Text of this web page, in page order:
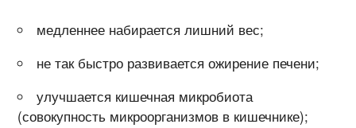
медленнее набирается лишний вес;
не так быстро развивается ожирение печени;
улучшается кишечная микробиота
(совокупность микроорганизмов в кишечнике);